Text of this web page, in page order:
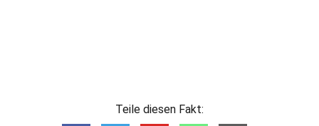
Teile diesen Fakt: